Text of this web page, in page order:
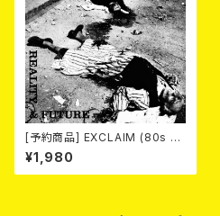
[予約商品] EXCLAIM (80s A
KITA) / REALITY AND FUTU
RE (7") 2026年7月下旬～8月
頃入荷予定!!
¥1,980